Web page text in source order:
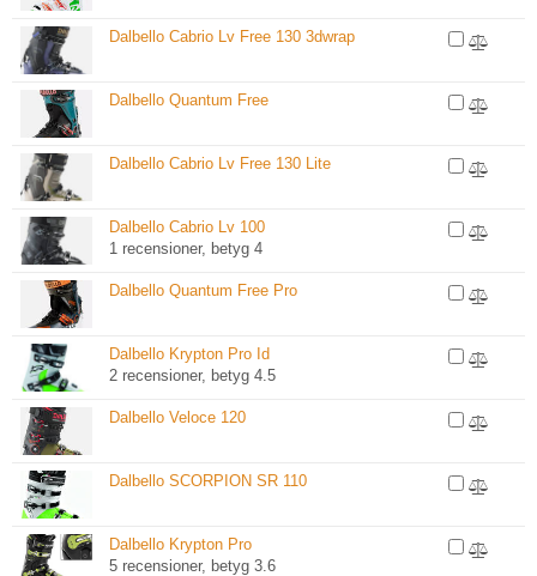
Dalbello Cabrio Lv Free 130 3dwrap
Dalbello Quantum Free
Dalbello Cabrio Lv Free 130 Lite
Dalbello Cabrio Lv 100
1 recensioner, betyg 4
Dalbello Quantum Free Pro
Dalbello Krypton Pro Id
2 recensioner, betyg 4.5
Dalbello Veloce 120
Dalbello SCORPION SR 110
Dalbello Krypton Pro
5 recensioner, betyg 3.6